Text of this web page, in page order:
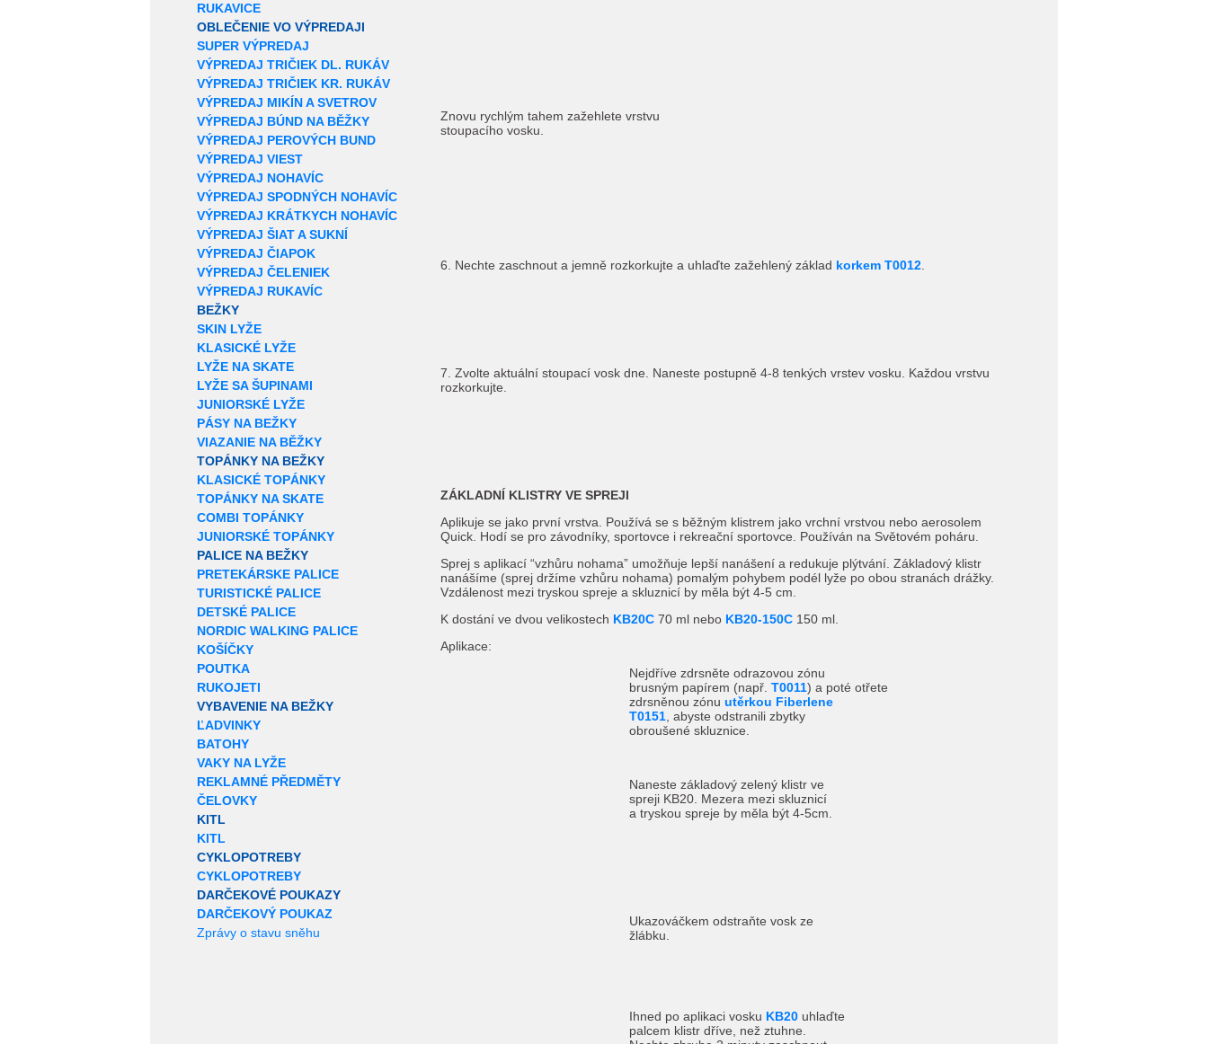
RUKAVICE
OBLEČENIE VO VÝPREDAJI
SUPER VÝPREDAJ
VÝPREDAJ TRIČIEK DL. RUKÁV
VÝPREDAJ TRIČIEK KR. RUKÁV
VÝPREDAJ MIKÍN A SVETROV
VÝPREDAJ BÚND NA BĚŽKY
VÝPREDAJ PEROVÝCH BUND
VÝPREDAJ VIEST
VÝPREDAJ NOHAVÍC
VÝPREDAJ SPODNÝCH NOHAVÍC
VÝPREDAJ KRÁTKYCH NOHAVÍC
VÝPREDAJ ŠIAT A SUKNÍ
VÝPREDAJ ČIAPOK
VÝPREDAJ ČELENIEK
VÝPREDAJ RUKAVÍC
BEŽKY
SKIN LYŽE
KLASICKÉ LYŽE
LYŽE NA SKATE
LYŽE SA ŠUPINAMI
JUNIORSKÉ LYŽE
PÁSY NA BEŽKY
VIAZANIE NA BĚŽKY
TOPÁNKY NA BEŽKY
KLASICKÉ TOPÁNKY
TOPÁNKY NA SKATE
COMBI TOPÁNKY
JUNIORSKÉ TOPÁNKY
PALICE NA BEŽKY
PRETEKÁRSKE PALICE
TURISTICKÉ PALICE
DETSKÉ PALICE
NORDIC WALKING PALICE
KOŠÍČKY
POUTKA
RUKOJETI
VYBAVENIE NA BEŽKY
ĽADVINKY
BATOHY
VAKY NA LYŽE
REKLAMNÉ PŘEDMĚTY
ČELOVKY
KITL
KITL
CYKLOPOTREBY
CYKLOPOTREBY
DARČEKOVÉ POUKAZY
DARČEKOVÝ POUKAZ
Zprávy o stavu sněhu
Znovu rychlým tahem zažehlete vrstvu
stoupacího vosku.
6. Nechte zaschnout a jemně rozkorkujte a uhlaďte zažehlený základ korkem T0012
7. Zvolte aktuální stoupací vosk dne. Naneste postupně 4-8 tenkých vrstev vosku. Každou vrstvu
rozkorkujte.
ZÁKLADNÍ KLISTRY VE SPREJI
Aplikuje se jako první vrstva. Používá se s běžným klistrem jako vrchní vrstvou nebo aerosolem
Quick. Hodí se pro závodníky, sportovce i rekreační sportovce. Používán na Světovém poháru.
Sprej s aplikací “vzhůru nohama” umožňuje lepší nanášení a redukuje plýtvání. Základový klistr
nanášíme (sprej držíme vzhůru nohama) pomalým pohybem podél lyže po obou stranách drážky.
Vzdálenost mezi tryskou spreje a skluznicí by měla být 4-5 cm.
K dostání ve dvou velikostech KB20C 70 ml nebo KB20-150C 150 ml.
Aplikace:
Nejdříve zdrsněte odrazovou zónu
brusným papírem (např. T0011) a poté otřete
zdrsněnou zónu utěrkou Fiberlene
T0151 , abyste odstranili zbytky
obroušené skluznice.
Naneste základový zelený klistr ve
spreji KB20. Mezera mezi skluznicí
a tryskou spreje by měla být 4-5cm.
Ukazováčkem odstraňte vosk ze
žlábku.
Ihned po aplikaci vosku KB20 uhlaďte
palcem klistr dříve, než ztuhne.